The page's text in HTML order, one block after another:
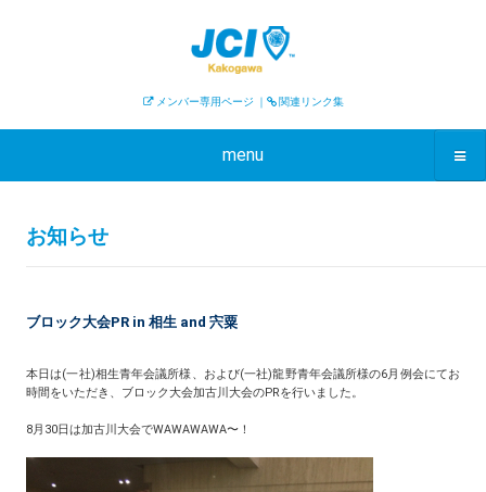
メンバー専用ページ ｜ 関連リンク集
menu
お知らせ
ブロック大会PR in 相生 and 宍粟
本日は(一社)相生青年会議所様、および(一社)龍野青年会議所様の6月例会にてお
時間をいただき、ブロック大会加古川大会のPRを行いました。
8月30日は加古川大会でWAWAWAWA〜！